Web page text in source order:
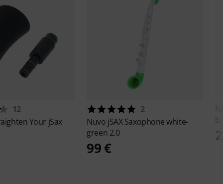
12
Your jSax
2
Nuvo jSAX Saxophone white-
green 2.0
99 €